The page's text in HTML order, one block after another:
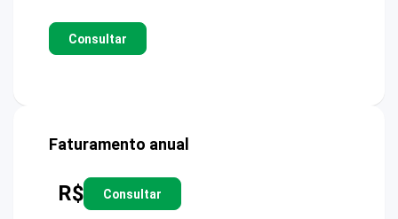
Consultar
Faturamento anual
R$ Consultar